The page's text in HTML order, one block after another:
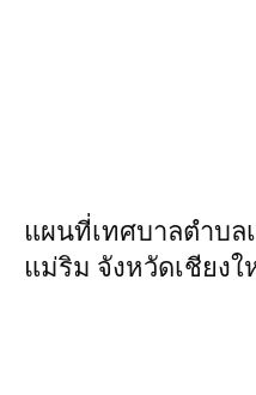
แผนที่เทศบาลตำบล
แม่ริม จังหวัดเชียงใ